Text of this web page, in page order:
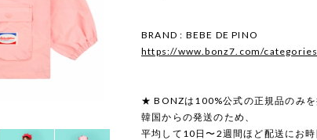
BRAND : BEBE DE PINO
https://www.bonz7.com/
★ BONZは100%公式の正規品のみを
韓国からの発送のため、
平均して10日〜2週間ほど配送にお時